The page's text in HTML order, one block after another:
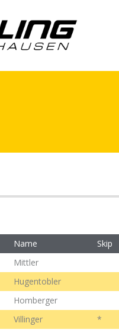
Name
Skip
Mittler
Hugentobler
Homberger
Villinger *